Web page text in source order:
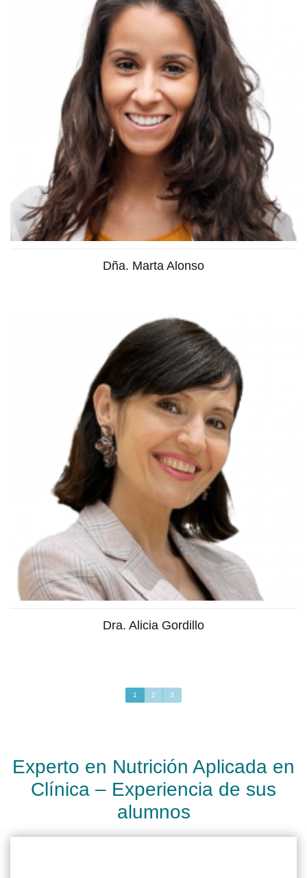
Nutricionista del Departamento de Nutrición de
CMI
Dña. Marta Alonso
Directora gerente de CMI
Ver más
Dra. Alicia Gordillo
1 2 3
Experto en Nutrición Aplicada en
Clínica – Experiencia de sus
alumnos